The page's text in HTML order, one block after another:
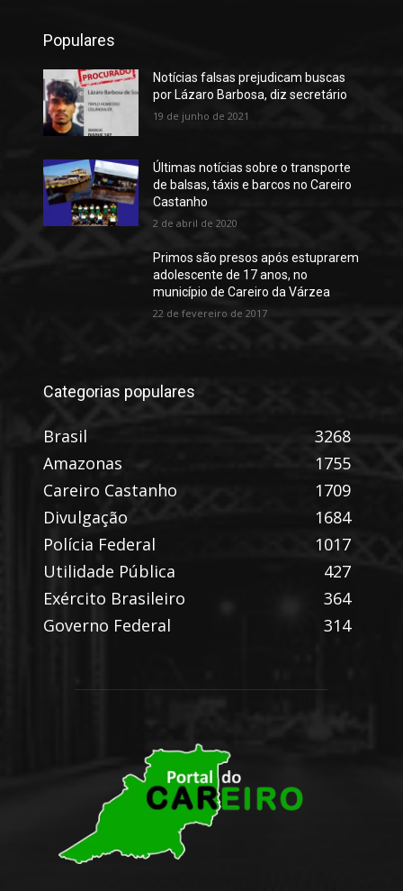
Populares
Notícias falsas prejudicam buscas
por Lázaro Barbosa, diz secretário
19 de junho de 2021
Últimas notícias sobre o transporte
de balsas, táxis e barcos no Careiro
Castanho
2 de abril de 2020
Primos são presos após estuprarem
adolescente de 17 anos, no
município de Careiro da Várzea
22 de fevereiro de 2017
Categorias populares
Brasil
3268
Amazonas
1755
Careiro Castanho
1709
Divulgação
1684
Polícia Federal
1017
Utilidade Pública
427
Exército Brasileiro
364
Governo Federal
314